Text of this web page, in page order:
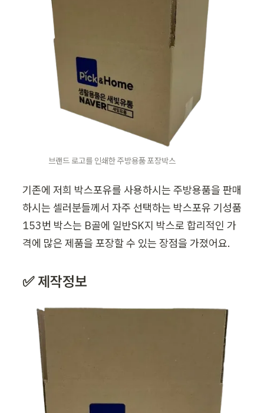
브랜드 로고를 인쇄한 주방용품 포장박스
기존에 저희 박스포유를 사용하시는 주방용품을 판매
하시는 셀러분들께서 자주 선택하는 박스포유 기성품
153번 박스는 B골에 일반SK지 박스로 합리적인 가
격에 많은 제품을 포장할 수 있는 장점을 가졌어요.
✅ 제작정보